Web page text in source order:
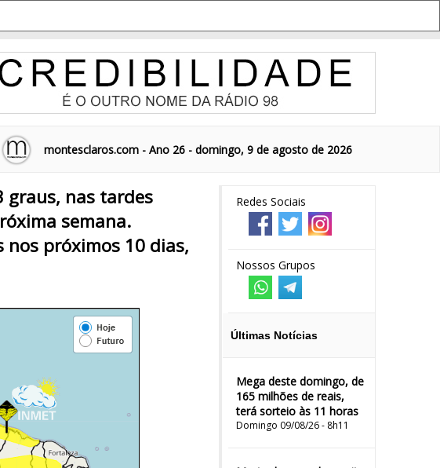
montesclaros.com - Ano 26 - domingo, 9 de agosto de 2026
Redes Sociais
Nossos Grupos
Últimas Notícias
Mega deste domingo, de
165 milhões de reais,
terá sorteio às 11 horas
Domingo 09/08/26 - 8h11
graus, nas tardes
semana.
próximos 10 dias,